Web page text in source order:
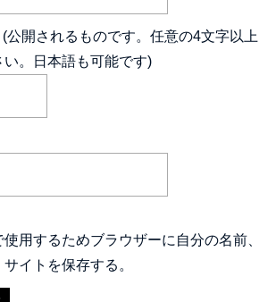
(公開されるものです。任意の4文字以上
。日本語も可能です)
用するためブラウザーに自分の名前、
イトを保存する。